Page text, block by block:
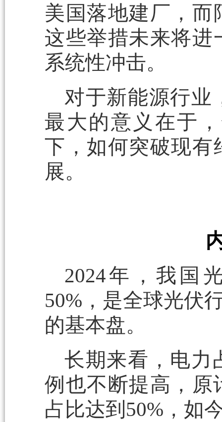
美国落地建厂，
这些举措未来将进
系统性冲击。
对于新能源行业
最大的意义在于
下，如何突破现有
展。
2024年，我国
50%，是全球光伏
的基本盘。
长期来看，电力
例也不断提高，原
占比达到50%，如